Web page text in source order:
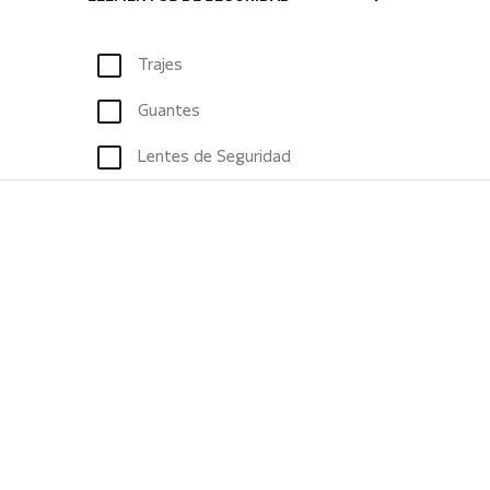
Trajes
Guantes
Lentes de Seguridad